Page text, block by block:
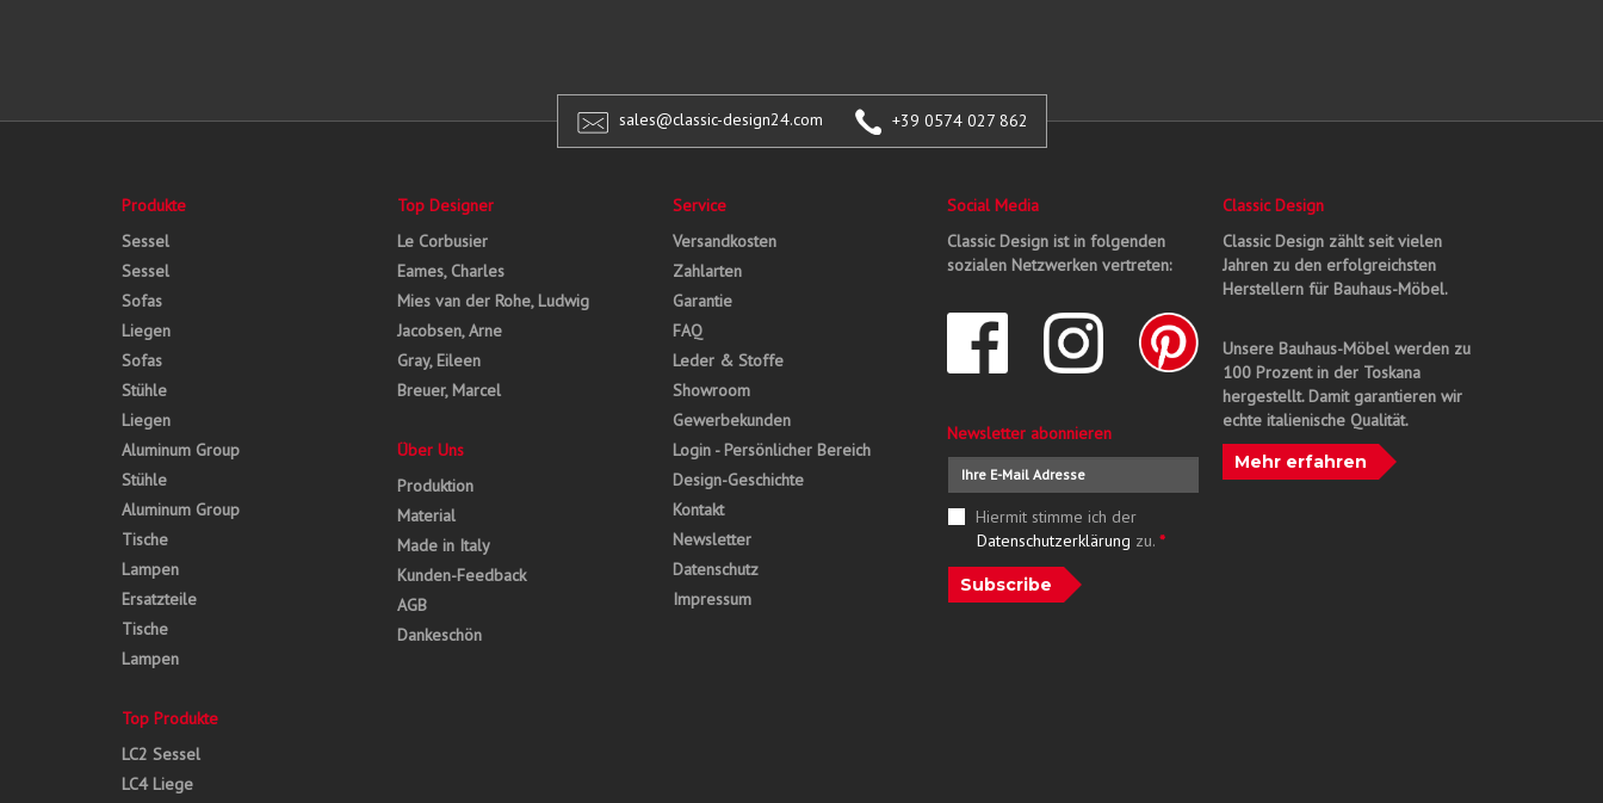
sales@classic-design24.com +39 0574 027 862
Produkte
Sessel
Sessel
Sofas
Liegen
Sofas
Stühle
Liegen
Aluminum Group
Stühle
Aluminum Group
Tische
Lampen
Ersatzteile
Tische
Lampen
Top Produkte
LC2 Sessel
LC4 Liege
Top Designer
Le Corbusier
Eames, Charles
Mies van der Rohe, Ludwig
Jacobsen, Arne
Gray, Eileen
Breuer, Marcel
Über Uns
Produktion
Material
Made in Italy
Kunden-Feedback
AGB
Dankeschön
Service
Versandkosten
Zahlarten
Garantie
FAQ
Leder & Stoffe
Showroom
Gewerbekunden
Login - Persönlicher Bereich
Design-Geschichte
Kontakt
Newsletter
Datenschutz
Impressum
Social Media
Classic Design ist in folgenden
sozialen Netzwerken vertreten:
Newsletter abonnieren
Hiermit stimme ich der
Datenschutzerklärung zu. *
Subscribe
Classic Design
Classic Design zählt seit vielen
Jahren zu den erfolgreichsten
Herstellern für Bauhaus-Möbel.
Unsere Bauhaus-Möbel werden zu
100 Prozent in der Toskana
hergestellt. Damit garantieren wir
echte italienische Qualität.
Mehr erfahren